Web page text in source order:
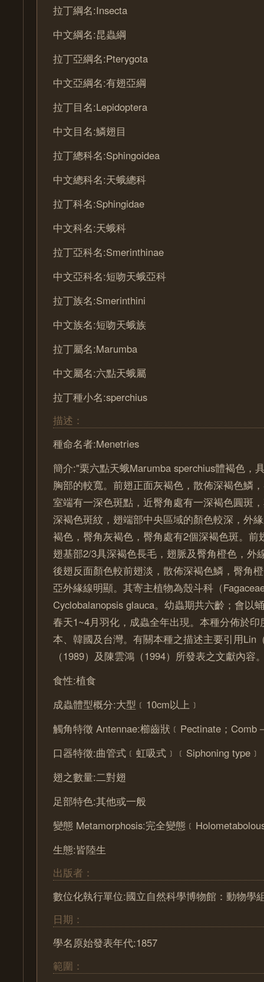
拉丁綱名:Insecta
中文綱名:昆蟲綱
拉丁亞綱名:Pterygota
中文亞綱名:有翅亞綱
拉丁目名:Lepidoptera
中文目名:鱗翅目
拉丁總科名:Sphingoidea
中文總科名:天蛾總科
拉丁科名:Sphingidae
中文科名:天蛾科
拉丁亞科名:Smerinthinae
中文亞科名:短吻天蛾亞科
拉丁族名:Smerinthini
中文族名:短吻天蛾族
拉丁屬名:Marumba
中文屬名:六點天蛾屬
拉丁種小名:sperchius
描述：
種命名者:Menetries
簡介:"栗六點天蛾Marumba sperchius體褐色，
胸部的較寬。前翅正面灰褐色，散佈深褐色鱗
室端有一深色斑點，近臀角處有一深褐色圓斑
深褐色斑紋，翅端部中央區域的顏色較深，外
褐色，臀角灰褐色，臀角處有2個深褐色斑。前
翅基部2/3具深褐色長毛，翅脈及臀角橙色，外
後翅反面顏色較前翅淡，散佈深褐色鱗，臀角
亞外緣線明顯。其寄主植物為殼斗科（
Cyclobalanopsis glauca。幼蟲期共六齡；會以
春天1~4月羽化，成蟲全年出現。本種分佈於
本、韓國及台灣。有關本種之描述主要引用Lin
（1989）及陳雲鴻（1994）所發表之文獻內容
食性:植食
成蟲體型概分:大型﹝10cm以上﹞
觸角特徵 Antennae:櫛齒狀﹝Pectinate；Comb
口器特徵:曲管式﹝虹吸式﹞﹝Siphoning type﹞
翅之數量:二對翅
足部特色:其他或一般
變態 Metamorphosis:完全變態
生態:皆陸生
出版者：
數位化執行單位:國立自然科學博物館：動物學
日期：
學名原始發表年代:1857
範圍：